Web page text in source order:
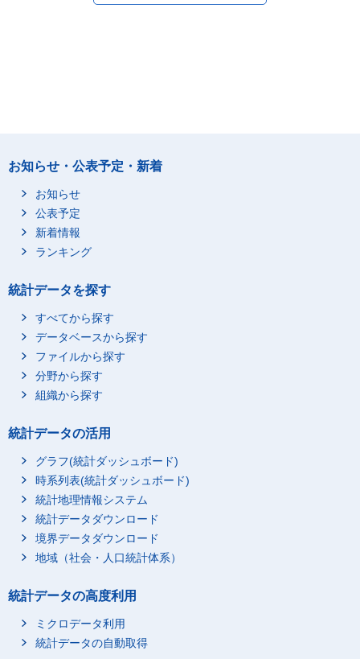
お知らせ・公表予定・新着
お知らせ
公表予定
新着情報
ランキング
統計データを探す
すべてから探す
データベースから探す
ファイルから探す
分野から探す
組織から探す
統計データの活用
グラフ(統計ダッシュボード)
時系列表(統計ダッシュボード)
統計地理情報システム
統計データダウンロード
境界データダウンロード
地域（社会・人口統計体系）
統計データの高度利用
ミクロデータ利用
統計データの自動取得